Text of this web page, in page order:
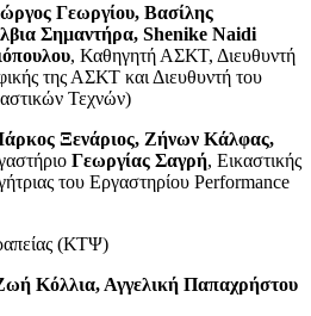
Γεωργίου, Βασίλης
Σημαντήρα, Shenike Naidi
, Καθηγητή ΑΣΚΤ, Διευθυντή
της ΑΣΚΤ και Διευθυντή του
Τεχνών)
Ξενάριος, Ζήνων Κάλφας,
Γεωργίας Σαγρή, Eικαστικής
του Εργαστηρίου Performance
(ΚΤΨ)
Κόλλια, Αγγελική Παπαχρήστου